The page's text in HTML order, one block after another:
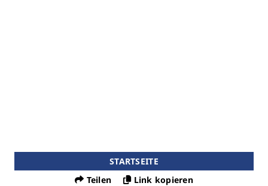
STARTSEITE
Teilen
Link kopieren